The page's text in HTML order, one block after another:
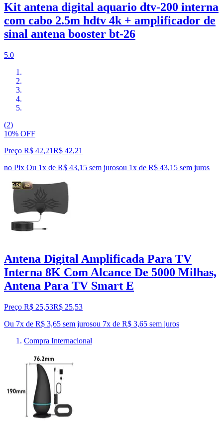
Kit antena digital aquario dtv-200 interna
com cabo 2.5m hdtv 4k + amplificador de
sinal antena booster bt-26
5.0
(2)
10% OFF
Preço R$ 42,21R$ 42,21
no Pix Ou 1x de R$ 43,15 sem jurosou 1x de R$ 43,15 sem juros
Antena Digital Amplificada Para TV
Interna 8K Com Alcance De 5000 Milhas,
Antena Para TV Smart E
Preço R$ 25,53R$ 25,53
Ou 7x de R$ 3,65 sem jurosou 7x de R$ 3,65 sem juros
Compra Internacional